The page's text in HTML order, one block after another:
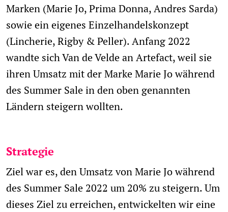
Marken (Marie Jo, Prima Donna, Andres Sarda)
sowie ein eigenes Einzelhandelskonzept
(Lincherie, Rigby & Peller). Anfang 2022
wandte sich Van de Velde an Artefact, weil sie
ihren Umsatz mit der Marke Marie Jo während
des Summer Sale in den oben genannten
Ländern steigern wollten.
Strategie
Ziel war es, den Umsatz von Marie Jo während
des Summer Sale 2022 um 20% zu steigern. Um
dieses Ziel zu erreichen, entwickelten wir eine